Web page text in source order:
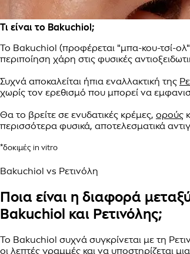
Τι είναι το Bakuchiol;
Το Bakuchiol (προφέρεται "μπα-κου-τσί-
περιποίηση χάρη στις φυσικές
Συχνά αποκαλείται ήπια εναλλακτική της
χωρίς τον ερεθισμό που μπορεί να
Θα το βρείτε σε ενυδατικές κρέμες, ορούς
περισσότερα φυσικά, αποτελεσματικά
*δοκιμές in vitro
Bakuchiol vs Ρετινόλη
Ποια είναι η διαφορά
Bakuchiol και Ρετινόλης;
Το Bakuchiol συχνά συγκρίνεται με τη
οι λεπτές γραμμές και να υποστηρίζεται